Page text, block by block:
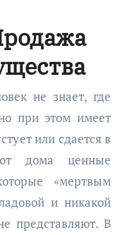
не знает, где
при этом имеет
или сдается в
дома ценные
«мертвым
и никакой
представляют. В